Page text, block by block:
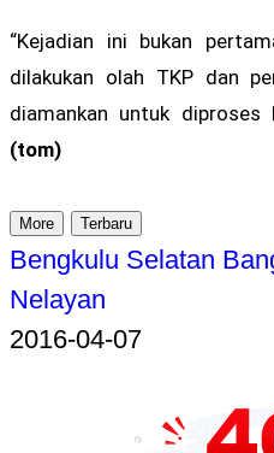
“Kejadian ini bukan
dilakukan olah TKP dan
diamankan untuk diproses
(tom)
More Terbaru
Bengkulu Selatan
Nelayan
2016-04-07